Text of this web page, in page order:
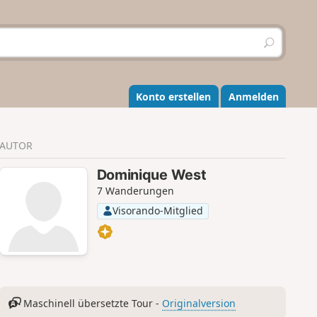
S
u
h
e
n
Konto erstellen Anmelden
AUTOR
Dominique West
7 Wanderungen
Visorando-Mitglied
Maschinell übersetzte Tour - Originalversion